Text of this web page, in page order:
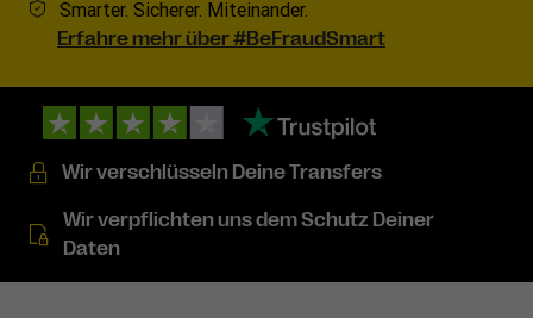
Smarter. Sicherer. Miteinander.
Erfahre mehr über #BeFraudSmart
Wir verschlüsseln Deine Transfers
Wir verpflichten uns dem Schutz Deiner
Daten